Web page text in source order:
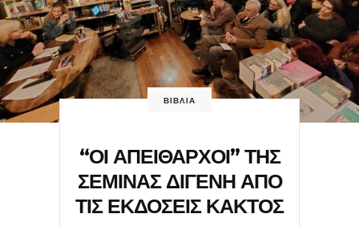
ΒΙΒΛΙΑ
“ΟΙ ΑΠΕΙΘΑΡΧΟΙ” ΤΗΣ
ΣΕΜΙΝΑΣ ΔΙΓΕΝΗ ΑΠΟ
ΤΙΣ ΕΚΔΟΣΕΙΣ ΚΑΚΤΟΣ